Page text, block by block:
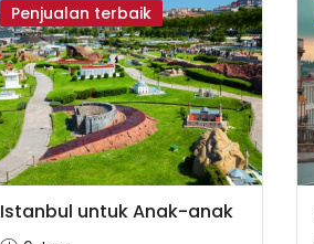
Penjualan terbaik
Istanbul untuk Anak-anak